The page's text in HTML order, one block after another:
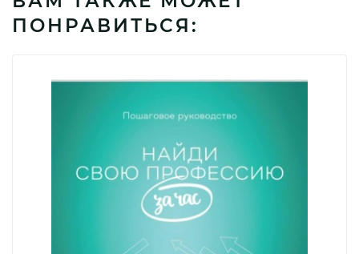
ПОНРАВИТЬСЯ: